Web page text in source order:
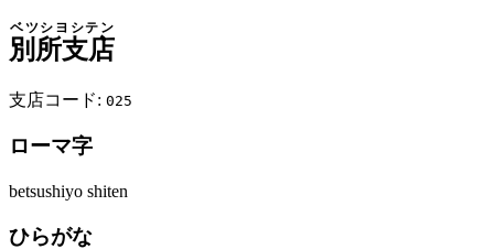
別所支店
ベツシヨシテン
支店コード: 025
ローマ字
betsushiyo shiten
ひらがな